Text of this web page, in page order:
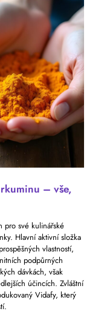
– vše,
pro své kulinářské
Hlavní aktivní složka
vlastností,
podpůrných
dávkách, však
účincích. Zvláštní
Vidafy, který